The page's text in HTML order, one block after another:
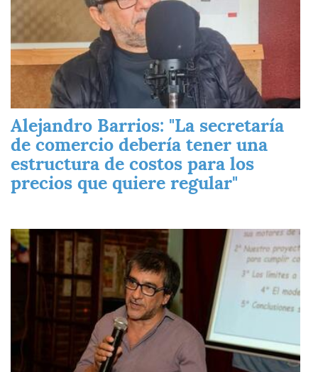
Alejandro Barrios: "La secretaría
de comercio debería tener una
estructura de costos para los
precios que quiere regular"
Imagen